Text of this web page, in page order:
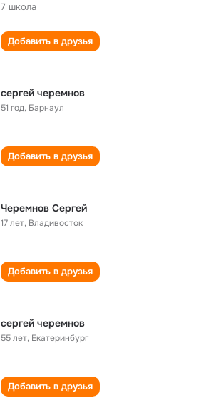
7 школа
Добавить в друзья
сергей черемнов
51 год, Барнаул
Добавить в друзья
Черемнов Сергей
17 лет, Владивосток
Добавить в друзья
сергей черемнов
55 лет, Екатеринбург
Добавить в друзья